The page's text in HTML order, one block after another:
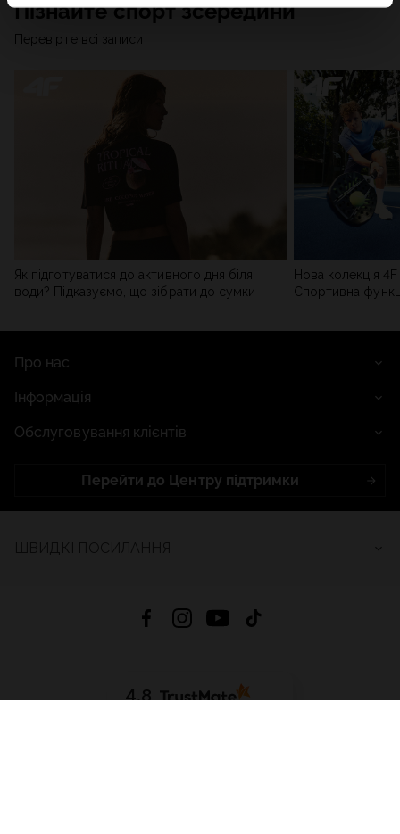
відповідності вмісту та вдосконалення рішень, які
пропонують наші партнери (наприклад, соціальні
мережі). Детальну інформацію можна знайти в нашій
та в розділі «Деталі».
Пізнайте спорт зсередини
Перевірте всі записи
Як підготуватися до активного дня біля
води? Підказуємо, що зібрати до сумки
Нова колекція
Спортивна
Про нас
Інформація
Обслуговування клієнтів
Перейти до Центру підтримки
4.8